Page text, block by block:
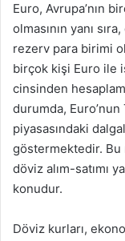
Euro, Avrupa’nın
olmasının yanı
rezerv para birimi
birçok kişi Euro ile
cinsinden
durumda,
piyasasındaki
göstermektedir. Bu
döviz alım-satımı
konudur.
Döviz kurları,